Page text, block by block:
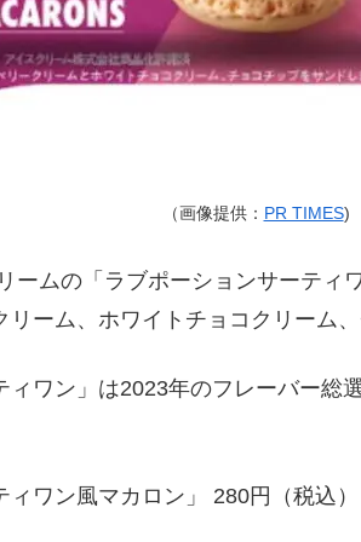
（画像提供： PR TIMES)
ームの「ラブポーションサーティ
ーム、ホワイトチョコクリーム
ィワン」は2023年のフレーバー総
ィワン風マカロン」 280円（税込）